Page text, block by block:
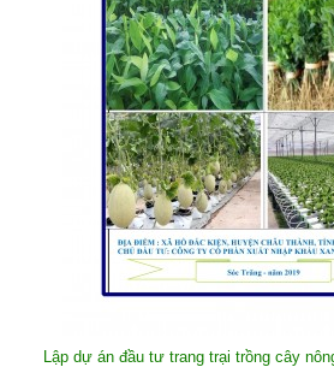
Lập dự án đầu tư trang trại trồng cây